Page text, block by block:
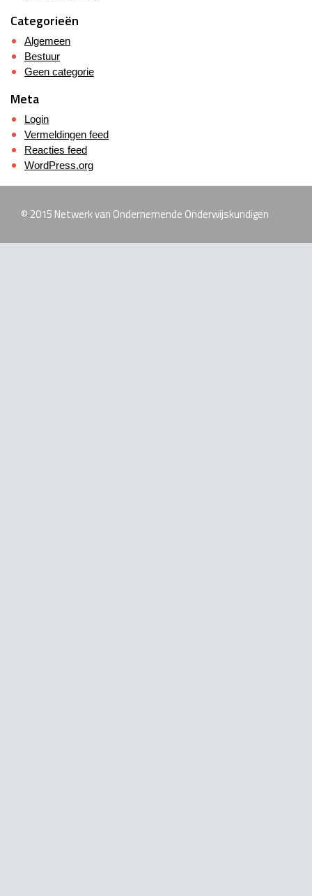
Categorieën
Algemeen
Bestuur
Geen categorie
Meta
Login
Vermeldingen feed
Reacties feed
WordPress.org
© 2015 Netwerk van Ondernemende Onderwijskundigen